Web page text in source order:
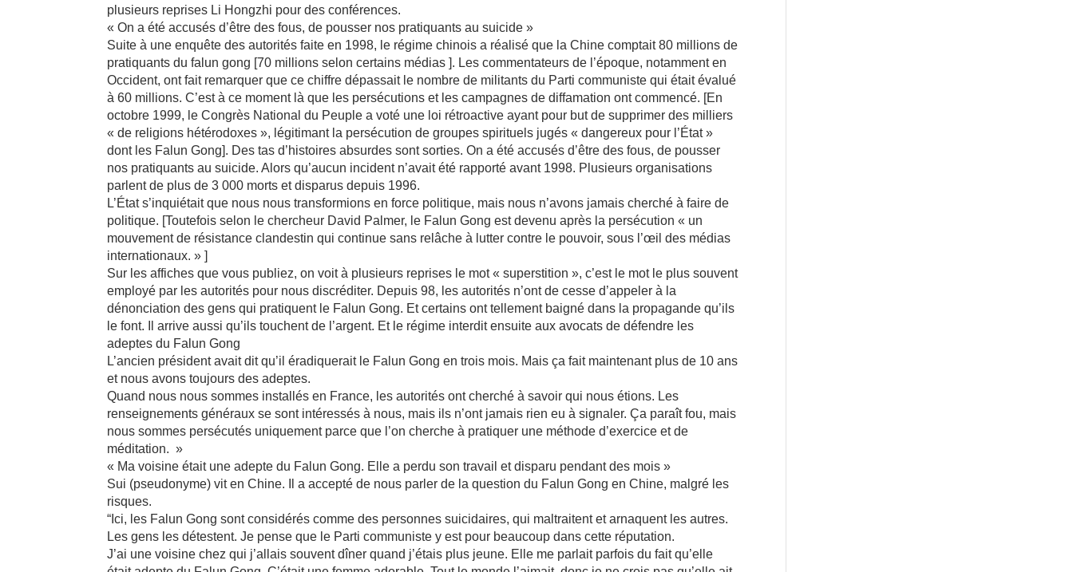
plusieurs reprises Li Hongzhi pour des conférences.
« On a été accusés d’être des fous, de pousser nos pratiquants au suicide »
Suite à une enquête des autorités faite en 1998, le régime chinois a réalisé que la Chine comptait 80 millions de
pratiquants du falun gong [70 millions selon certains médias ]. Les commentateurs de l’époque, notamment en
Occident, ont fait remarquer que ce chiffre dépassait le nombre de militants du Parti communiste qui était évalué
à 60 millions. C’est à ce moment là que les persécutions et les campagnes de diffamation ont commencé. [En
octobre 1999, le Congrès National du Peuple a voté une loi rétroactive ayant pour but de supprimer des milliers
« de religions hétérodoxes », légitimant la persécution de groupes spirituels jugés « dangereux pour l’État »
dont les Falun Gong]. Des tas d’histoires absurdes sont sorties. On a été accusés d’être des fous, de pousser
nos pratiquants au suicide. Alors qu’aucun incident n’avait été rapporté avant 1998. Plusieurs organisations
parlent de plus de 3 000 morts et disparus depuis 1996.
L’État s’inquiétait que nous nous transformions en force politique, mais nous n’avons jamais cherché à faire de
politique. [Toutefois selon le chercheur David Palmer, le Falun Gong est devenu après la persécution « un
mouvement de résistance clandestin qui continue sans relâche à lutter contre le pouvoir, sous l’œil des médias
internationaux. » ]
Sur les affiches que vous publiez, on voit à plusieurs reprises le mot « superstition », c’est le mot le plus souvent
employé par les autorités pour nous discréditer. Depuis 98, les autorités n’ont de cesse d’appeler à la
dénonciation des gens qui pratiquent le Falun Gong. Et certains ont tellement baigné dans la propagande qu’ils
le font. Il arrive aussi qu’ils touchent de l’argent. Et le régime interdit ensuite aux avocats de défendre les
adeptes du Falun Gong
L’ancien président avait dit qu’il éradiquerait le Falun Gong en trois mois. Mais ça fait maintenant plus de 10 ans
et nous avons toujours des adeptes.
Quand nous nous sommes installés en France, les autorités ont cherché à savoir qui nous étions. Les
renseignements généraux se sont intéressés à nous, mais ils n’ont jamais rien eu à signaler. Ça paraît fou, mais
nous sommes persécutés uniquement parce que l’on cherche à pratiquer une méthode d’exercice et de
méditation. »
« Ma voisine était une adepte du Falun Gong. Elle a perdu son travail et disparu pendant des mois »
Sui (pseudonyme) vit en Chine. Il a accepté de nous parler de la question du Falun Gong en Chine, malgré les
risques.
“Ici, les Falun Gong sont considérés comme des personnes suicidaires, qui maltraitent et arnaquent les autres.
Les gens les détestent. Je pense que le Parti communiste y est pour beaucoup dans cette réputation.
J’ai une voisine chez qui j’allais souvent dîner quand j’étais plus jeune. Elle me parlait parfois du fait qu’elle